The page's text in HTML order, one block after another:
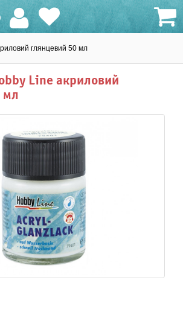
глянцевий 50 мл
Line акриловий
мл